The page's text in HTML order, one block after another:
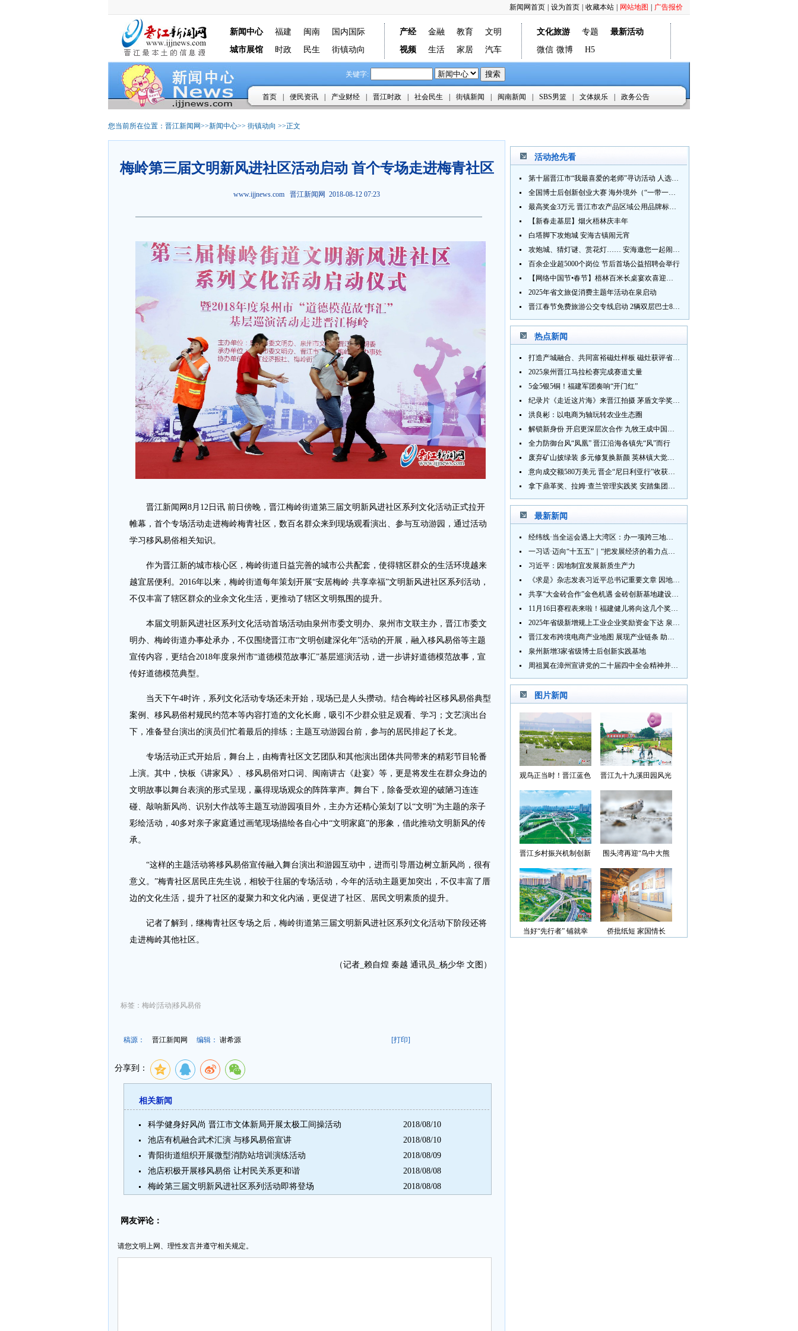
广告报价
网站地图
收藏本站
设为首页
新闻网首页
新闻中心 福建 闽南
国内国际
城市展馆
时政 民生 街镇动向
产经 金融 教育
文明
视频
生活 家居 汽车
文化旅游 专题
最新活动
微信 微博 H5
关键字:
首页 便民资讯 产业财经 晋江时政 社会民生 街镇新闻 闽南新闻 SBS男篮 文体娱乐 政务公告
您当前所在位置： 晋江新闻网>>新闻中心>> 街镇动向 >>正文
梅岭第三届文明新风进社区活动启动 首个专场走进梅青社区
www.ijjnews.com 晋江新闻网 2018-08-12 07:23
晋江新闻网8月12日讯 前日傍晚，晋江梅岭街道第三届文明新风进社区系列文化活动正式拉开
帷幕，首个专场活动走进梅岭梅青社区，数百名群众来到现场观看演出、参与互动游园，通过活动
学习移风易俗相关知识。
作为晋江新的城市核心区，梅岭街道日益完善的城市公共配套，使得辖区群众的生活环境越来
越宜居便利。2016年以来，梅岭街道每年策划开展“安居梅岭·共享幸福”文明新风进社区系列活动，
不仅丰富了辖区群众的业余文化生活，更推动了辖区文明氛围的提升。
本届文明新风进社区系列文化活动首场活动由泉州市委文明办、泉州市文联主办，晋江市委文
明办、梅岭街道办事处承办，不仅围绕晋江市“文明创建深化年”活动的开展，融入移风易俗等主题
宣传内容，更结合2018年度泉州市“道德模范故事汇”基层巡演活动，进一步讲好道德模范故事，宣
传好道德模范典型。
当天下午4时许，系列文化活动专场还未开始，现场已是人头攒动。结合梅岭社区移风易俗典型
案例、移风易俗村规民约范本等内容打造的文化长廊，吸引不少群众驻足观看、学习；文艺演出台
下，准备登台演出的演员们忙着最后的排练；主题互动游园台前，参与的居民排起了长龙。
专场活动正式开始后，舞台上，由梅青社区文艺团队和其他演出团体共同带来的精彩节目轮番
上演。其中，快板《讲家风》、移风易俗对口词、闽南讲古《赴宴》等，更是将发生在群众身边的
文明故事以舞台表演的形式呈现，赢得现场观众的阵阵掌声。舞台下，除备受欢迎的破陋习连连
碰、敲响新风尚、识别大作战等主题互动游园项目外，主办方还精心策划了以“文明”为主题的亲子
彩绘活动，40多对亲子家庭通过画笔现场描绘各自心中“文明家庭”的形象，借此推动文明新风的传
承。
“这样的主题活动将移风易俗宣传融入舞台演出和游园互动中，进而引导厝边树立新风尚，很有
意义。”梅青社区居民庄先生说，相较于往届的专场活动，今年的活动主题更加突出，不仅丰富了厝
边的文化生活，提升了社区的凝聚力和文化内涵，更促进了社区、居民文明素质的提升。
记者了解到，继梅青社区专场之后，梅岭街道第三届文明新风进社区系列文化活动下阶段还将
走进梅岭其他社区。
（记者_赖自煌 秦越 通讯员_杨少华 文图）
标签：梅岭|活动|移风易俗
稿源： 晋江新闻网 编辑： 谢希源 [打印]
分享到：
相关新闻
科学健身好风尚 晋江市文体新局开展太极工间操活动
2018/08/10
池店有机融合武术汇演 与移风易俗宣讲
2018/08/10
青阳街道组织开展微型消防站培训演练活动
2018/08/09
池店积极开展移风易俗 让村民关系更和谐
2018/08/08
梅岭第三届文明新风进社区系列活动即将登场
2018/08/08
网友评论：
请您文明上网、理性发言并遵守相关规定。
活动抢先看
第十届晋江市“我最喜爱的老师”寻访活动 人选推荐火热进行中 快来“秀”您最喜爱的老师
全国博士后创新创业大赛 海外境外（“一带一路”）赛七大赛道等你来战
最高奖金3万元 晋江市农产品区域公用品牌标识Logo及特色农产品包装设计征集活动正式启动
【新春走基层】烟火梧林庆丰年
白塔脚下攻炮城 安海古镇闹元宵
攻炮城、猜灯谜、赏花灯…… 安海邀您一起闹元宵
百余企业超5000个岗位 节后首场公益招聘会举行
【网络中国节•春节】梧林百米长桌宴欢喜迎新春
2025年省文旅促消费主题年活动在泉启动
晋江春节免费旅游公交专线启动 2辆双层巴士8辆铛铛车带你游
热点新闻
打造产城融合、共同富裕磁灶样板 磁灶获评省级乡村振兴示范乡镇
2025泉州晋江马拉松赛完成赛道丈量
5金5银5铜！福建军团奏响“开门红”
纪录片《走近这片海》来晋江拍摄 茅盾文学奖得主麦家探寻晋江“海海”人生
洪良彬：以电商为轴玩转农业生态圈
解锁新身份 开启更深层次合作 九牧王成中国奥委会官方赞助商
全力防御台风“凤凰” 晋江沿海各镇先“风”而行
废弃矿山披绿装 多元修复换新颜 英林镇大觉山片区废弃矿山生态修复项目通过验收
意向成交额580万美元 晋企“尼日利亚行”收获满满
拿下鼎革奖、拉姆·查兰管理实践奖 安踏集团获企业管理权威奖项
最新新闻
经纬线·当全运会遇上大湾区：办一项跨三地的赛事有多硬核？
一习话·迈向“十五五”｜“把发展经济的着力点放在实体经济上”
习近平：因地制宜发展新质生产力
《求是》杂志发表习近平总书记重要文章 因地制宜发展新质生产力
共享“大金砖合作”金色机遇 金砖创新基地建设成效显著
11月16日赛程表来啦！福建健儿将向这几个奖牌发起冲击→
2025年省级新增规上工业企业奖励资金下达 泉州市获补资金居全省首位
晋江发布跨境电商产业地图 展现产业链条 助力“晋品出海”
泉州新增3家省级博士后创新实践基地
周祖翼在漳州宣讲党的二十届四中全会精神并调研
图片新闻
观鸟正当时！晋江蓝色
晋江九十九溪田园风光
光”首批认定名单
晋江乡村振兴机制创新
围头湾再迎“鸟中大熊
当好“先行者” 铺就幸
侨批纸短 家国情长